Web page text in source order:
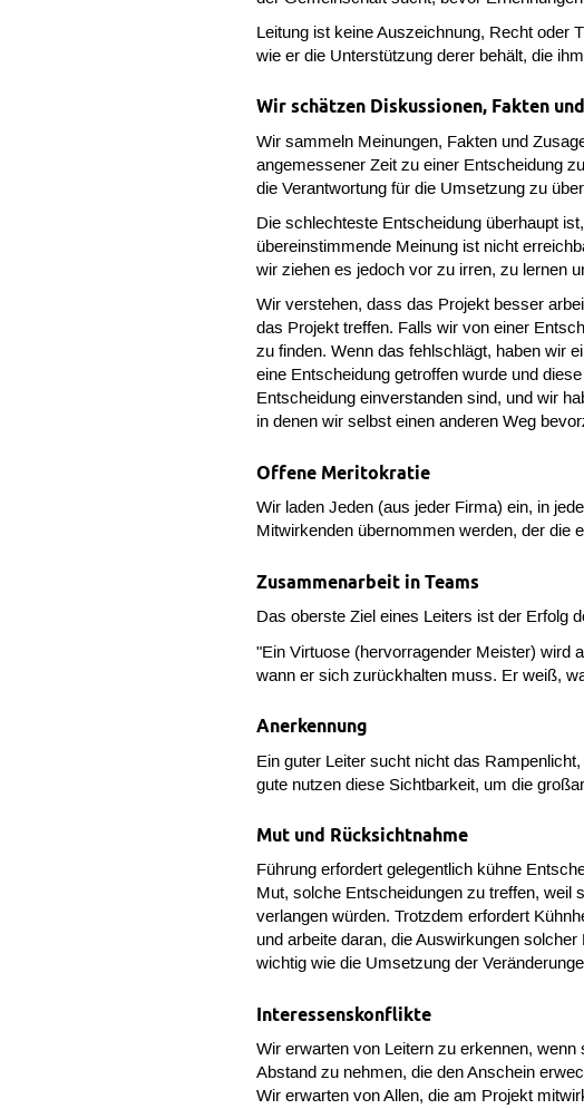
Leitung ist keine Auszeichnung, Recht oder
wie er die Unterstützung derer behält, die
Wir schätzen Diskussionen, Fakten
Wir sammeln Meinungen, Fakten und
angemessener Zeit zu einer Entscheidung
die Verantwortung für die Umsetzung zu
Die schlechteste Entscheidung überhaupt
übereinstimmende Meinung ist nicht
wir ziehen es jedoch vor zu irren, zu lernen
Wir verstehen, dass das Projekt besser
das Projekt treffen. Falls wir von einer
zu finden. Wenn das fehlschlägt, haben wir
eine Entscheidung getroffen wurde und
Entscheidung einverstanden sind, und wir
in denen wir selbst einen anderen Weg
Offene Meritokratie
Wir laden Jeden (aus jeder Firma) ein, in
Mitwirkenden übernommen werden, der die
Zusammenarbeit in Teams
Das oberste Ziel eines Leiters ist der Erfolg
"Ein Virtuose (hervorragender Meister) wird
wann er sich zurückhalten muss. Er weiß,
Anerkennung
Ein guter Leiter sucht nicht das
gute nutzen diese Sichtbarkeit, um die
Mut und Rücksichtnahme
Führung erfordert gelegentlich kühne
Mut, solche Entscheidungen zu treffen,
verlangen würden. Trotzdem erfordert
und arbeite daran, die Auswirkungen
wichtig wie die Umsetzung der
Interessenskonflikte
Wir erwarten von Leitern zu erkennen,
Abstand zu nehmen, die den Anschein
Wir erwarten von Allen, die am Projekt